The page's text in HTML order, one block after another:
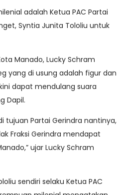
adalah Ketua PAC Partai
Syntia Junita Tololiu untuk
Manado, Lucky Schram
yang di usung adalah figur dan
dapat mendulang suara
Dapil.
tujuan Partai Gerindra nantinya,
Fraksi Gerindra mendapat
ujar Lucky Schram
sendiri selaku Ketua PAC